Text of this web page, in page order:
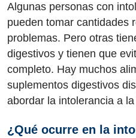
Algunas personas con
pueden tomar cantidades
problemas. Pero otras
digestivos y tienen que
completo. Hay muchos
suplementos digestivos
abordar la intolerancia a
¿Qué ocurre en la